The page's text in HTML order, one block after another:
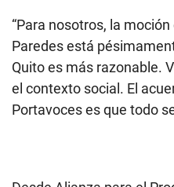
“Para nosotros, la
Paredes está
Quito es más razonable.
el contexto social. El
Portavoces es que todo